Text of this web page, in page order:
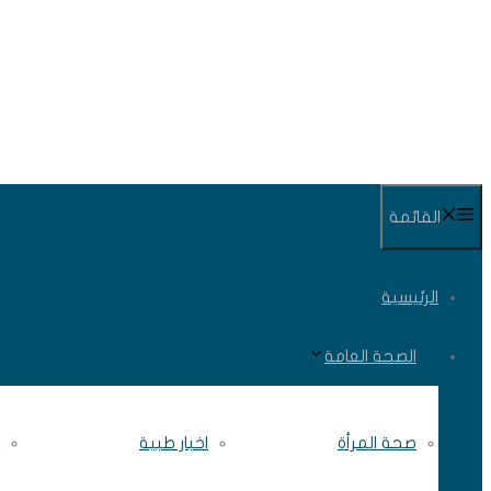
القائمة
الرئيسية
الصحة العامة
صحة المرأة اخبار طبية